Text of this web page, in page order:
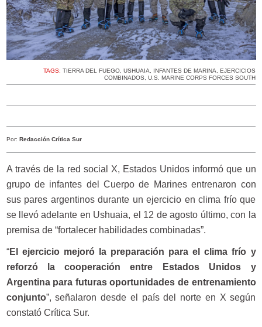
TAGS: TIERRA DEL FUEGO USHUAIA INFANTES DE MARINA
EJERCICIOS
COMBINADOS
U.S. MARINE CORPS FORCES SOUTH
Por: Redacción Crítica Sur
A través de la red social X, Estados Unidos informó que un
grupo de infantes del Cuerpo de Marines entrenaron con
sus pares argentinos durante un ejercicio en clima frío que
se llevó adelante en Ushuaia, el 12 de agosto último, con la
premisa de “fortalecer habilidades combinadas”.
“El ejercicio mejoró la preparación para el clima frío y
reforzó la cooperación entre Estados Unidos y
Argentina para futuras oportunidades de entrenamiento
conjunto”, señalaron desde el país del norte en X según
constató Crítica Sur.